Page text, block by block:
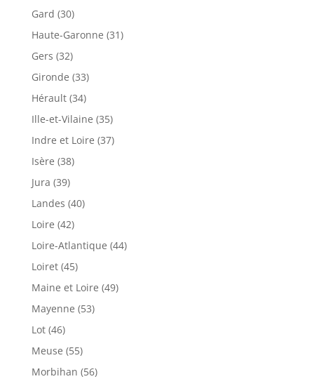
Gard (30)
Haute-Garonne (31)
Gers (32)
Gironde (33)
Hérault (34)
Ille-et-Vilaine (35)
Indre et Loire (37)
Isère (38)
Jura (39)
Landes (40)
Loire (42)
Loire-Atlantique (44)
Loiret (45)
Maine et Loire (49)
Mayenne (53)
Lot (46)
Meuse (55)
Morbihan (56)